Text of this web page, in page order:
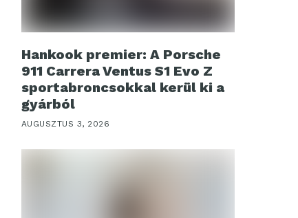
Hankook premier: A Porsche
911 Carrera Ventus S1 Evo Z
sportabroncsokkal kerül ki a
gyárból
AUGUSZTUS 3, 2026